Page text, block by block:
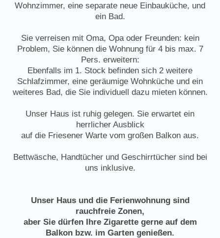
Wohnzimmer, eine separate neue Einbauküche, und
ein Bad.
Sie verreisen mit Oma, Opa oder Freunden: kein
Problem, Sie können die Wohnung für 4 bis max. 7
Pers. erweitern:
Ebenfalls im 1. Stock befinden sich 2 weitere
Schlafzimmer, eine geräumige Wohnküche und ein
weiteres Bad, die Sie individuell dazu mieten können.
Unser Haus ist ruhig gelegen. Sie erwartet ein
herrlicher Ausblick
auf die Friesener Warte vom großen Balkon aus.
Bettwäsche, Handtücher und Geschirrtücher sind bei
uns inklusive.
Unser Haus und die Ferienwohnung sind
rauchfreie Zonen,
aber Sie dürfen Ihre Zigarette gerne auf dem
Balkon bzw. im Garten genießen.